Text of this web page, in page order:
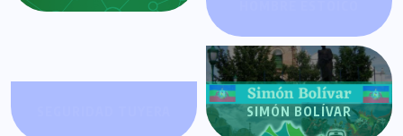
SIMÓN BOLÍVAR